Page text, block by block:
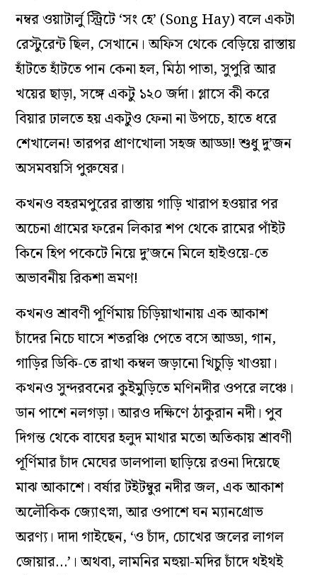
নম্বর ওয়াটার্লু স্ট্রিটে ‘সং হে’ (Song Hay) বলে একটা
রেস্টুরেন্ট ছিল, সেখানে। অফিস থেকে বেড়িয়ে রাস্তায়
হাঁটতে হাঁটতে পান কেনা হল, মিঠা পাতা, সুপুরি আর
খয়ের ছাড়া, সঙ্গে একটু ১২০ জর্দা। গ্লাসে কী করে
বিয়ার ঢালতে হয় একটুও ফেনা না উপচে, হাতে ধরে
শেখালেন! তারপর প্রাণখোলা সহজ আড্ডা! শুধু দু’জন
অসমবয়সি পুরুষের।
কখনও বহরমপুরের রাস্তায় গাড়ি খারাপ হওয়ার পর
অচেনা গ্রামের ফরেন লিকার শপ থেকে রামের পাঁইট
কিনে হিপ পকেটে নিয়ে দু’জনে মিলে হাইওয়ে-তে
অভাবনীয় রিকশা ভ্রমণ!
কখনও শ্রাবণী পূর্ণিমায় চিড়িয়াখানায় এক আকাশ
চাঁদের নিচে ঘাসে শতরঞ্চি পেতে বসে আড্ডা, গান,
গাড়ির ডিকি-তে রাখা কম্বল জড়ানো খিচুড়ি খাওয়া।
কখনও সুন্দরবনের কুইমুড়িতে মণিনদীর ওপরে লঞ্চে।
ডান পাশে নলগড়া। আরও দক্ষিণে ঠাকুরান নদী। পুব
দিগন্ত থেকে বাঘের হলুদ মাথার মতো অতিকায় শ্রাবণী
পূর্ণিমার চাঁদ মেঘের ডালপালা ছাড়িয়ে রওনা দিয়েছে
মাঝ আকাশে। বর্ষার টইটম্বুর নদীর জল, এক আকাশ
অলৌকিক জ্যোৎস্না, আর ওপাশে ঘন ম্যানগ্রোভ
অরণ্য। দাদা গাইছেন, ‘ও চাঁদ, চোখের জলের লাগল
জোয়ার…’। অথবা, লামনির মহুয়া-মদির চাঁদে থইথই